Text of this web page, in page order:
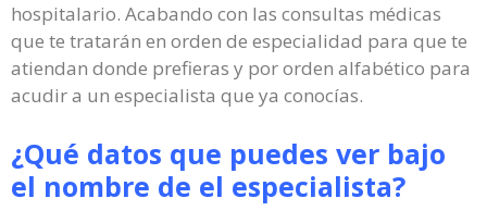
hospitalario. Acabando con las consultas médicas
que te tratarán en orden de especialidad para que te
atiendan donde prefieras y por orden alfabético para
acudir a un especialista que ya conocías.
¿Qué datos que puedes ver bajo
el nombre de el especialista?